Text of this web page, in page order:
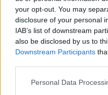
your opt-out. You may
disclosure of your personal
IAB’s list of downstream
also be disclosed by us to
Downstream Participants
Please note that this
Personal Data